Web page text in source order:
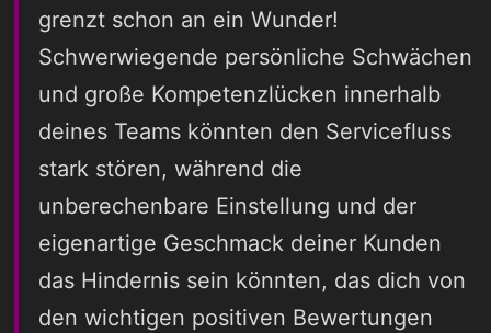
grenzt schon an ein Wunder!
Schwerwiegende persönliche Schwächen
und große Kompetenzlücken innerhalb
deines Teams könnten den Servicefluss
stark stören, während die
unberechenbare Einstellung und der
eigenartige Geschmack deiner Kunden
das Hindernis sein könnten, das dich von
den wichtigen positiven Bewertungen